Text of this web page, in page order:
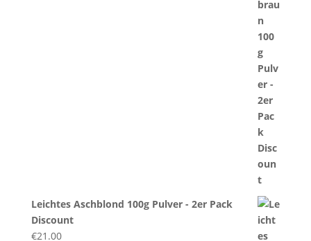
Leichtes Aschblond 100g Pulver - 2er Pack
Discount
€21.00